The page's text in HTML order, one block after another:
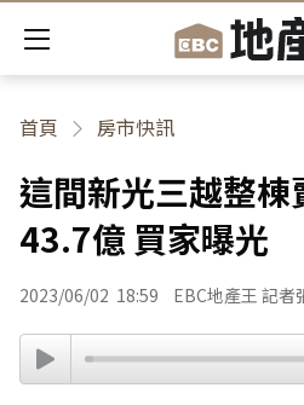
首頁 房市快訊
這間新光三越整
43.7億 買家曝光
2023/06/02 18:59 EBC地產王 記者